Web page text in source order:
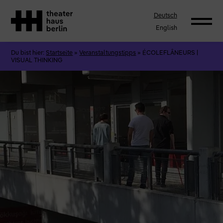
Deutsch
English
Du bist hier: Startseite »Veranstaltungstipps » ÉCOLEFLÂNEURS |
VISUAL THINKING